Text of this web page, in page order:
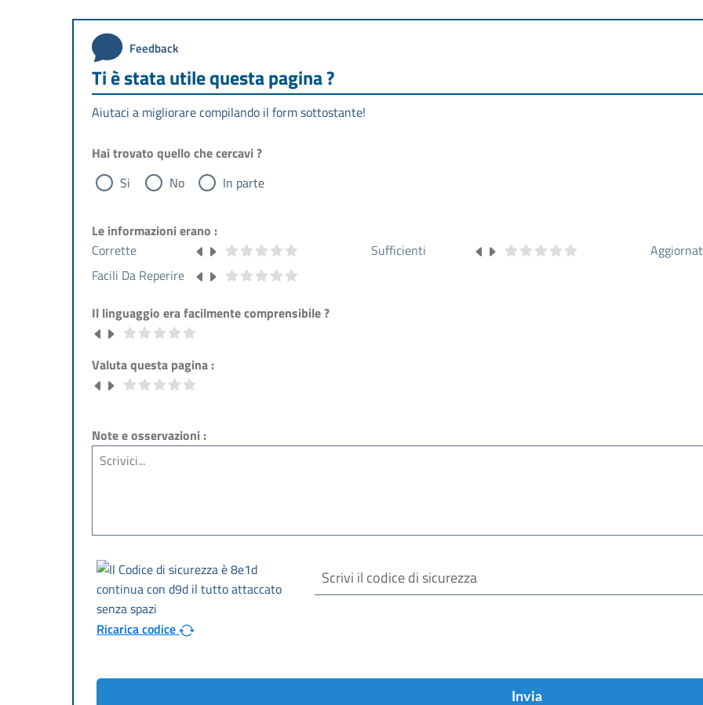
Feedback
Ti è stata utile questa pagina ?
Aiutaci a migliorare compilando il form sottostante!
Hai trovato quello che cercavi ?
Si
No In parte
Le informazioni erano :
Corrette
Sufficienti
Facili Da Reperire
Il linguaggio era facilmente comprensibile ?
Valuta questa pagina :
Note e osservazioni :
Ricarica codice
Invia